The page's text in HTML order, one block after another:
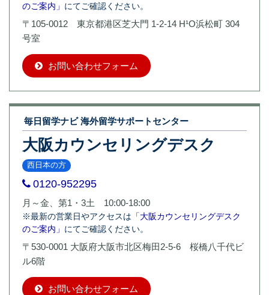
のご案内」 にてご確認ください。
〒105-0012 東京都港区芝大門 1-2-14 H¹O浜松町 304
号室
お問い合わせフォーム
毎日留学ナビ 海外留学サポートセンター
大阪カウンセリングデスク
西日本の方
0120-952295
月～金、第1・3土 10:00-18:00
※最新の営業日やアクセスは 「大阪カウンセリングデスク
のご案内」 にてご確認ください。
〒530-0001 大阪府大阪市北区梅田2-5-6 桜橋八千代ビ
ル6階
お問い合わせフォーム